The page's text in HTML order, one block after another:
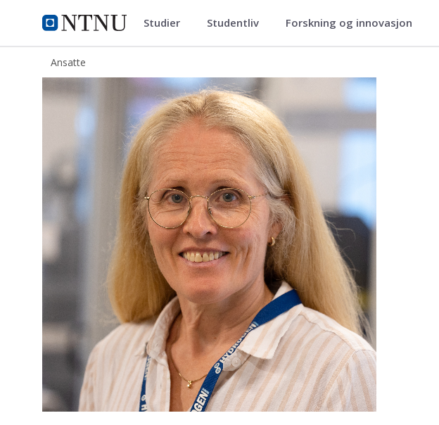
NTNU Hjemmeside
ntnu.no Studier Studentliv Forskning og innovasjon
Ansatte
Hilde Johnsen Venvik